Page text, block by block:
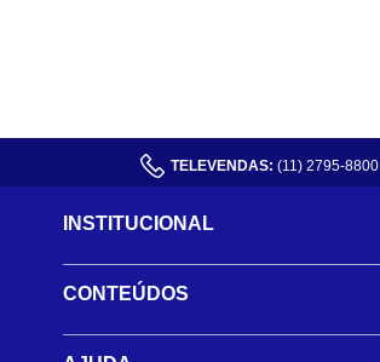
TELEVENDAS: (11) 2795-8800
INSTITUCIONAL
CONTEÚDOS